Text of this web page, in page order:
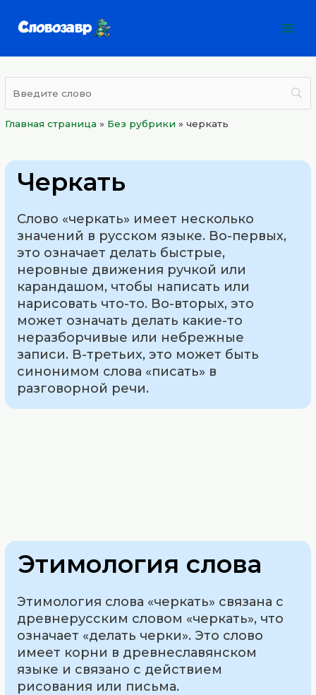
Главная страница » Без рубрики »черкать
Черкать
Слово «черкать» имеет несколько
значений в русском языке. Во-первых,
это означает делать быстрые,
неровные движения ручкой или
карандашом, чтобы написать или
нарисовать что-то. Во-вторых, это
может означать делать какие-то
неразборчивые или небрежные
записи. В-третьих, это может быть
синонимом слова «писать» в
разговорной речи.
Этимология слова
Этимология слова «черкать» связана с
древнерусским словом «черкать», что
означает «делать черки». Это слово
имеет корни в древнеславянском
языке и связано с действием
рисования или письма.